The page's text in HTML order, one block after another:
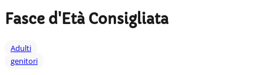
Fasce d'Età Consigliata
Adulti
genitori